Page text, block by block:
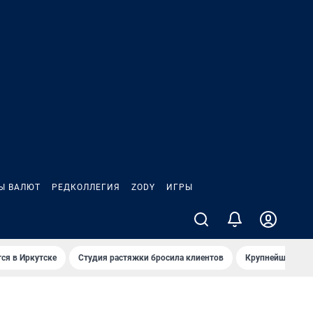
ВАЛЮТ РЕДКОЛЛЕГИЯ ZODY ИГРЫ
в Иркутске Студия растяжки бросила клиентов Крупнейшие